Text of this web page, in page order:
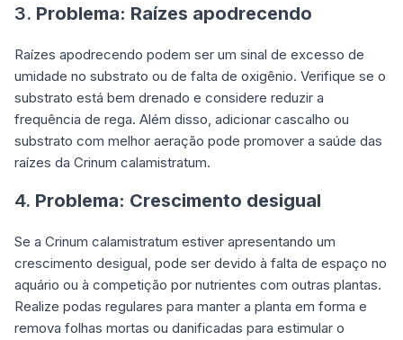
3. Problema: Raízes apodrecendo
Raízes apodrecendo podem ser um sinal de excesso de
umidade no substrato ou de falta de oxigênio. Verifique se o
substrato está bem drenado e considere reduzir a
frequência de rega. Além disso, adicionar cascalho ou
substrato com melhor aeração pode promover a saúde das
raízes da Crinum calamistratum.
4. Problema: Crescimento desigual
Se a Crinum calamistratum estiver apresentando um
crescimento desigual, pode ser devido à falta de espaço no
aquário ou à competição por nutrientes com outras plantas.
Realize podas regulares para manter a planta em forma e
remova folhas mortas ou danificadas para estimular o